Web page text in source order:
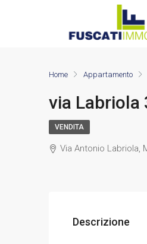
Home Appartamento
via Labriola
VENDITA
Via Antonio Labriola,
Descrizione